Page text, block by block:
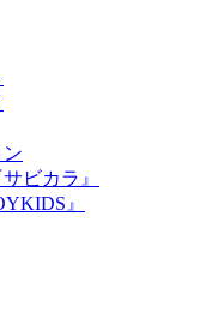
ビカラ』
』